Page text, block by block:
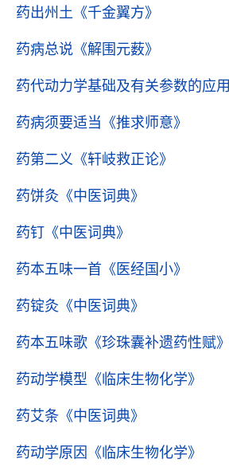
药出州土 《千金翼方》
药病总说 《解围元薮》
药代动力学基础及有关参数的应用
药病须要适当 《推求师意》
药第二义 《轩岐救正论》
药饼灸 《中医词典》
药钉 《中医词典》
药本五味一首 《医经国小》
药锭灸 《中医词典》
药本五味歌 《珍珠囊补遗药性赋》
药动学模型 《临床生物化学》
药艾条 《中医词典》
药动学原因 《临床生物化学》